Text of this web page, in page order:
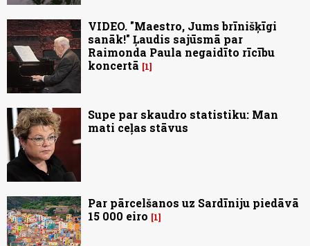
VIDEO. "Maestro, Jums brīnišķīgi
sanāk!" Ļaudis sajūsmā par
Raimonda Paula negaidīto rīcību
koncertā
1
Supe par skaudro statistiku: Man
mati ceļas stāvus
Par pārcelšanos uz Sardīniju piedāvā
15 000 eiro
1